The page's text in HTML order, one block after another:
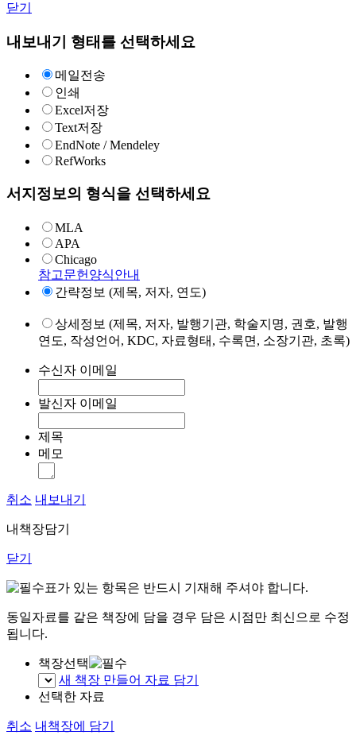
닫기
내보내기 형태를 선택하세요
메일전송
인쇄
Excel저장
Text저장
EndNote / Mendeley
RefWorks
서지정보의 형식을 선택하세요
MLA
APA
Chicago
참고문헌양식안내
간략정보 (제목, 저자, 연도)
상세정보 (제목, 저자, 발행기관, 학술지명, 권호, 발행
연도, 작성언어, KDC, 자료형태, 수록면, 소장기관, 초록)
수신자 이메일
발신자 이메일
제목
메모
취소 내보내기
내책장담기
닫기
표가 있는 항목은 반드시 기재해 주셔야 합니다.
동일자료를 같은 책장에 담을 경우 담은 시점만 최신으로 수정
됩니다.
책장선택
새 책장 만들어 자료 담기
선택한 자료
취소 내책장에 담기